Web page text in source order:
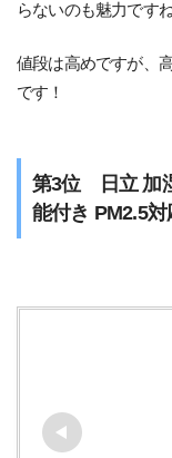
らないのも魅力ですね
値段は高めですが、
です！
第3位 日立 加
能付き PM2.5対